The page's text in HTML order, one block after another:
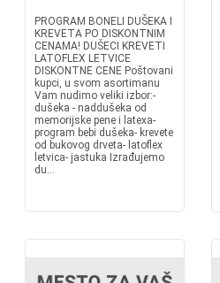
PROGRAM BONELI DUŠEKA I
KREVETA PO DISKONTNIM
CENAMA! DUŠECI KREVETI
LATOFLEX LETVICE
DISKONTNE CENE Poštovani
kupci, u svom asortimanu
Vam nudimo veliki izbor:-
dušeka - naddušeka od
memorijske pene i latexa-
program bebi dušeka- krevete
od bukovog drveta- latoflex
letvica- jastuka Izrađujemo
du...